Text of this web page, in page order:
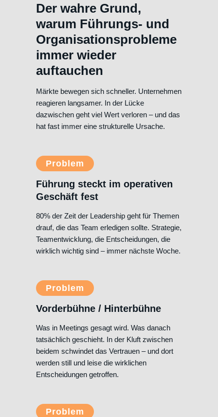
Der wahre Grund,
warum Führungs- und
Organisationsprobleme
immer wieder
auftauchen
Märkte bewegen sich schneller. Unternehmen
reagieren langsamer. In der Lücke
dazwischen geht viel Wert verloren – und das
hat fast immer eine strukturelle Ursache.
Problem
Führung steckt im operativen
Geschäft fest
80% der Zeit der Leadership geht für Themen
drauf, die das Team erledigen sollte. Strategie,
Teamentwicklung, die Entscheidungen, die
wirklich wichtig sind – immer nächste Woche.
Problem
Vorderbühne / Hinterbühne
Was in Meetings gesagt wird. Was danach
tatsächlich geschieht. In der Kluft zwischen
beidem schwindet das Vertrauen – und dort
werden still und leise die wirklichen
Entscheidungen getroffen.
Problem